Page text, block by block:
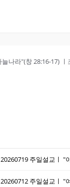
20260712 주일설교ㅣ "